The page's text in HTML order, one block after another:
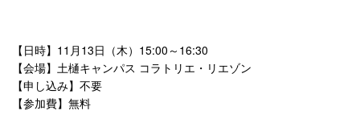
【日時】11月13日（木）15:00～16:30
【会場】土樋キャンパス コラトリエ・リエゾン
【申し込み】不要
【参加費】無料